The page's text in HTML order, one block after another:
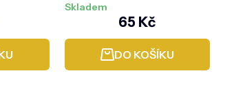
Skladem
65 Kč
DO KOŠÍKU